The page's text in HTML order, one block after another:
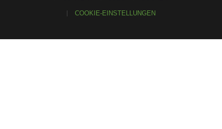
COOKIE-EINSTELLUNGEN